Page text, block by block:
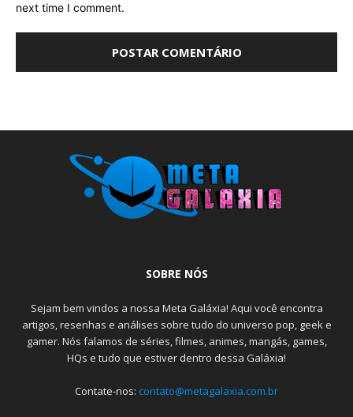
next time I comment.
SOBRE NÓS
Sejam bem vindos a nossa Meta Galáxia! Aqui você encontra
artigos, resenhas e análises sobre tudo do universo pop, geek e
gamer. Nós falamos de séries, filmes, animes, mangás, games,
HQs e tudo que estiver dentro dessa Galáxia!
Contate-nos: contato@metagalaxia.com.br